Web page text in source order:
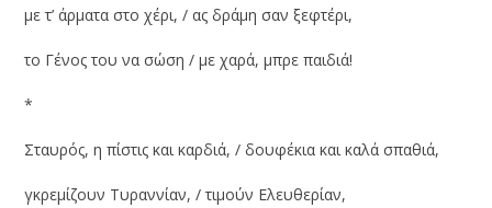
με τ’ άρματα στο χέρι, / ας δράμη σαν ξεφτέρι,
το Γένος του να σώση / με χαρά, μπρε παιδιά!
*
Σταυρός, η πίστις και καρδιά, / δουφέκια και καλά σπαθιά,
γκρεμίζουν Τυραννίαν, / τιμούν Ελευθερίαν,